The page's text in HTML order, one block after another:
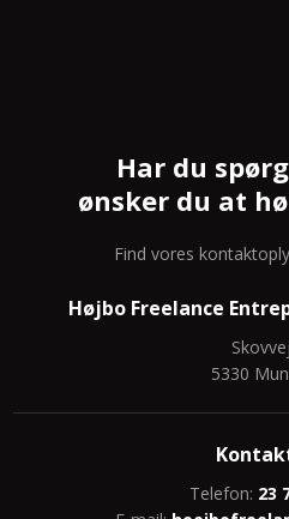
Har du
ønsker du at
Find vores
Højbo Freelance
5330
Telefon: 23